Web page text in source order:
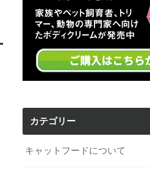
カテゴリー
キャットフードについて